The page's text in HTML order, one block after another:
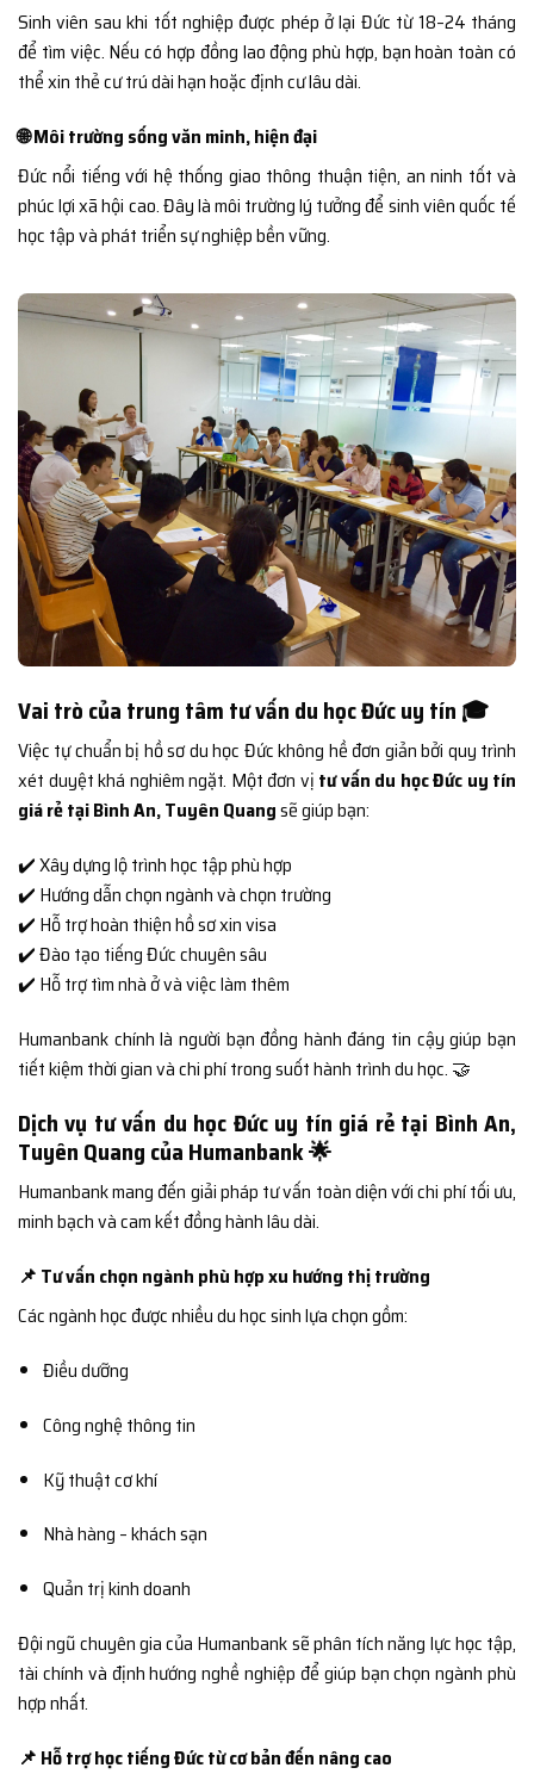
Sinh viên sau khi tốt nghiệp được phép ở lại Đức từ 18–24 tháng
để tìm việc. Nếu có hợp đồng lao động phù hợp, bạn hoàn toàn có
thể xin thẻ cư trú dài hạn hoặc định cư lâu dài.
🌐 Môi trường sống văn minh, hiện đại
Đức nổi tiếng với hệ thống giao thông thuận tiện, an ninh tốt và
phúc lợi xã hội cao. Đây là môi trường lý tưởng để sinh viên quốc tế
học tập và phát triển sự nghiệp bền vững.
Vai trò của trung tâm tư vấn du học Đức uy tín 🎓
Việc tự chuẩn bị hồ sơ du học Đức không hề đơn giản bởi quy trình
xét duyệt khá nghiêm ngặt. Một đơn vị tư vấn du học Đức uy tín
giá rẻ tại Bình An, Tuyên Quangsẽ giúp bạn:
✔️ Xây dựng lộ trình học tập phù hợp
✔️ Hướng dẫn chọn ngành và chọn trường
✔️ Hỗ trợ hoàn thiện hồ sơ xin visa
✔️ Đào tạo tiếng Đức chuyên sâu
✔️ Hỗ trợ tìm nhà ở và việc làm thêm
Humanbank chính là người bạn đồng hành đáng tin cậy giúp bạn
tiết kiệm thời gian và chi phí trong suốt hành trình du học. 🤝
Dịch vụ tư vấn du học Đức uy tín giá rẻ tại Bình An,
Tuyên Quang của Humanbank 🌟
Humanbank mang đến giải pháp tư vấn toàn diện với chi phí tối ưu,
minh bạch và cam kết đồng hành lâu dài.
📌 Tư vấn chọn ngành phù hợp xu hướng thị trường
Các ngành học được nhiều du học sinh lựa chọn gồm:
Điều dưỡng
Công nghệ thông tin
Kỹ thuật cơ khí
Nhà hàng – khách sạn
Quản trị kinh doanh
Đội ngũ chuyên gia của Humanbank sẽ phân tích năng lực học tập,
tài chính và định hướng nghề nghiệp để giúp bạn chọn ngành phù
hợp nhất.
📌 Hỗ trợ học tiếng Đức từ cơ bản đến nâng cao